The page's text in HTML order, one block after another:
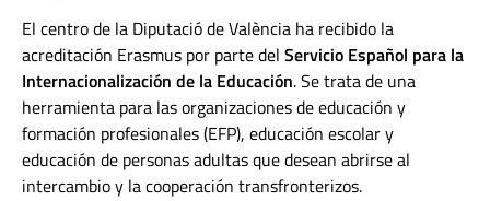
El centro de la Diputació de València ha recibido la
acreditación Erasmus por parte del Servicio Español para la
Internacionalización de la Educación. Se trata de una
herramienta para las organizaciones de educación y
formación profesionales (EFP), educación escolar y
educación de personas adultas que desean abrirse al
intercambio y la cooperación transfronterizos.